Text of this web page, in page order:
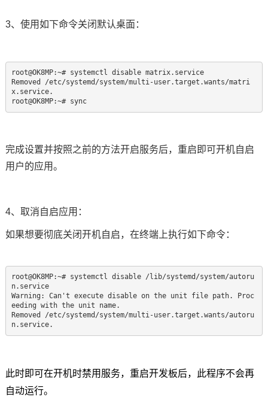
3、使用如下命令关闭默认桌面：
root@OK8MP:~# systemctl disable matrix.service
Removed /etc/systemd/system/multi-user.target.wants/matri
x.service.
root@OK8MP:~# sync
完成设置并按照之前的方法开启服务后，重启即可开机自启
用户的应用。
4、取消自启应用：
如果想要彻底关闭开机自启，在终端上执行如下命令：
root@OK8MP:~# systemctl disable /lib/systemd/system/autoru
n.service
Warning: Can't execute disable on the unit file path. Proc
eeding with the unit name.
Removed /etc/systemd/system/multi-user.target.wants/autoru
n.service.
此时即可在开机时禁用服务，重启开发板后，此程序不会再
自动运行。